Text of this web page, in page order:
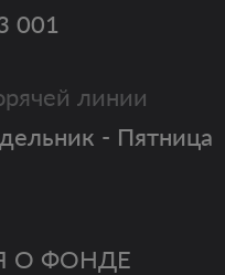
О ФОНДЕ
001
линии
- Пятница